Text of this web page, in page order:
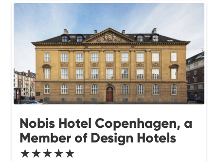
Nobis Hotel Copenhagen, a
Member of Design Hotels
★★★★★